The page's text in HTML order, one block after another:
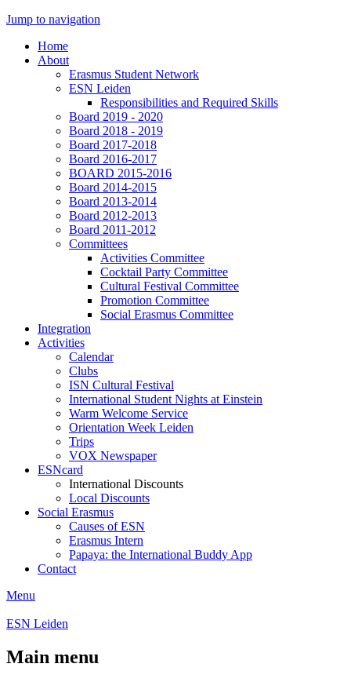
Jump to navigation
Home
About
Erasmus Student Network
ESN Leiden
Responsibilities and Required Skills
Board 2019 - 2020
Board 2018 - 2019
Board 2017-2018
Board 2016-2017
BOARD 2015-2016
Board 2014-2015
Board 2013-2014
Board 2012-2013
Board 2011-2012
Committees
Activities Committee
Cocktail Party Committee
Cultural Festival Committee
Promotion Committee
Social Erasmus Committee
Integration
Activities
Calendar
Clubs
ISN Cultural Festival
International Student Nights at Einstein
Warm Welcome Service
Orientation Week Leiden
Trips
VOX Newspaper
ESNcard
International Discounts
Local Discounts
Social Erasmus
Causes of ESN
Erasmus Intern
Papaya: the International Buddy App
Contact
Menu
ESN Leiden
Main menu